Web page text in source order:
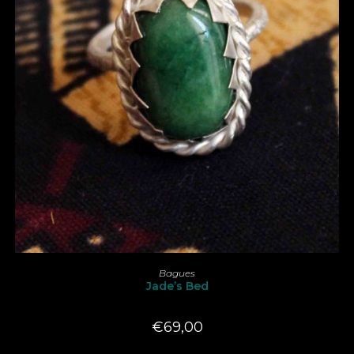
CHOIX DES OPTIONS
Ce
produit
a
plusieurs
options
peuvent
Bagues
Jade’s Bed
€69,00